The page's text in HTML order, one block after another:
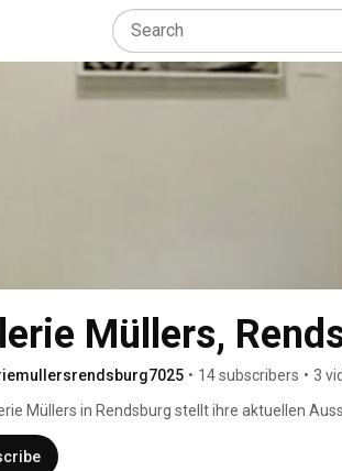
Müllers,
• 14 subscribers • 3
Müllers in Rendsburg stellt ihre aktuellen
in der Galerie freuen wir uns!